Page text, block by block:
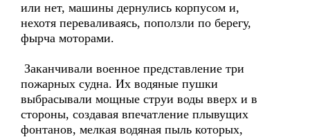
или нет, машины дернулись корпусом и,
нехотя переваливаясь, поползли по берегу,
фырча моторами.
Заканчивали военное представление три
пожарных судна. Их водяные пушки
выбрасывали мощные струи воды вверх и в
стороны, создавая впечатление плывущих
фонтанов, мелкая водяная пыль которых,